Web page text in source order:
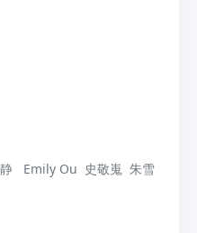
Emily Ou 史敬嵬 朱雪